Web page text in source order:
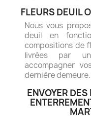
FLEURS DEUIL
Nous vous
deuil en
compositions de
livrées par
accompagner
dernière demeure.
ENVOYER